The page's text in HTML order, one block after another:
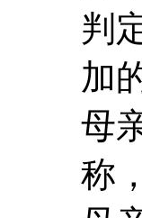
判
加
母
称